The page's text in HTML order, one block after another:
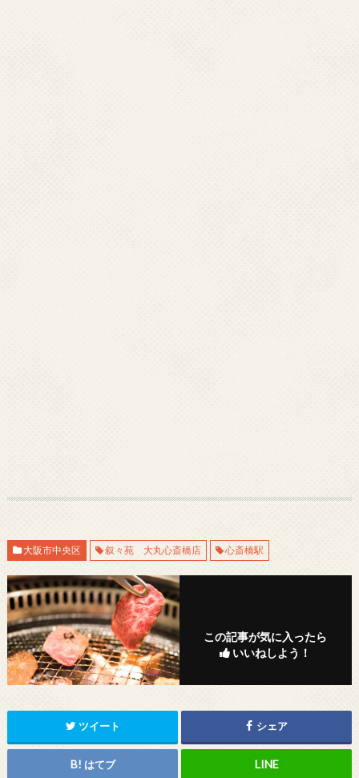
大阪市中央区 叙々苑 大丸心斎橋店 心斎橋駅
この記事が気に入ったら
いいねしよう！
ツイート シェア
はてブ